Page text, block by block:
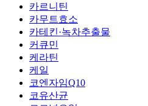
카르니틴
카무트효소
카테킨·녹차추출물
커큐민
케라틴
케일
코엔자임Q10
코유산균